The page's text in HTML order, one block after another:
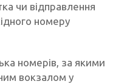
чи відправлення
номеру
номерів, за якими
вокзалом у